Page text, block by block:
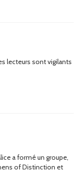
lecteurs sont vigilants
a formé un groupe,
of Distinction et